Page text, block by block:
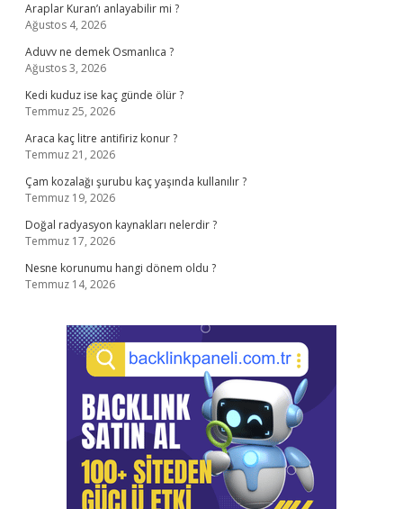
Araplar Kuran’ı anlayabilir mi ?
Ağustos 4, 2026
Aduvv ne demek Osmanlıca ?
Ağustos 3, 2026
Kedi kuduz ise kaç günde ölür ?
Temmuz 25, 2026
Araca kaç litre antifiriz konur ?
Temmuz 21, 2026
Çam kozalağı şurubu kaç yaşında kullanılır ?
Temmuz 19, 2026
Doğal radyasyon kaynakları nelerdir ?
Temmuz 17, 2026
Nesne korunumu hangi dönem oldu ?
Temmuz 14, 2026